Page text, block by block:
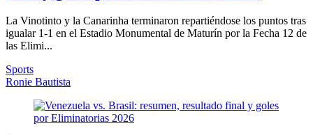
La Vinotinto y la Canarinha terminaron repartiéndose los puntos tras
igualar 1-1 en el Estadio Monumental de Maturín por la Fecha 12 de
las Elimi...
Sports
Ronie Bautista